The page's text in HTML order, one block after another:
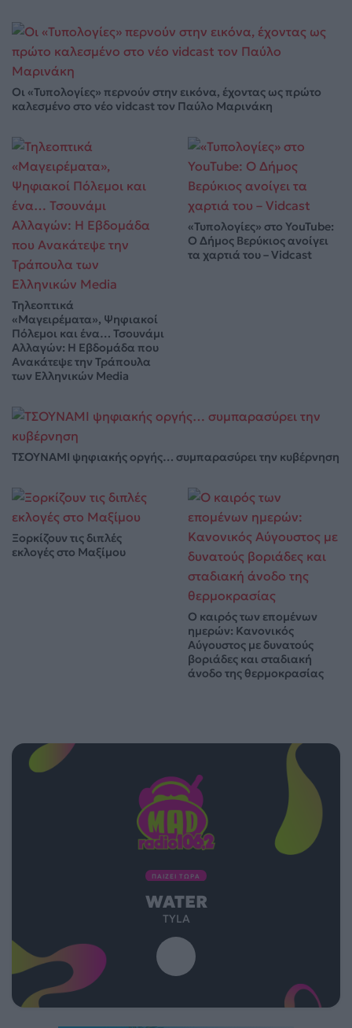
Οι «Τυπολογίες» περνούν στην εικόνα, έχοντας ως πρώτο
καλεσμένο στο νέο vidcast τον Παύλο Μαρινάκη
Τηλεοπτικά
«Μαγειρέματα», Ψηφιακοί
Πόλεμοι και ένα… Τσουνάμι
Αλλαγών: Η Εβδομάδα που
Ανακάτεψε την Τράπουλα
των Ελληνικών Media
«Τυπολογίες» στο YouTube:
Ο Δήμος Βερύκιος ανοίγει
τα χαρτιά του – Vidcast
ΤΣΟΥΝΑΜΙ ψηφιακής οργής… συμπαρασύρει την κυβέρνηση
Ξορκίζουν τις διπλές
εκλογές στο Μαξίμου
Ο καιρός των επομένων
ημερών: Κανονικός
Αύγουστος με δυνατούς
βοριάδες και σταδιακή
άνοδο της θερμοκρασίας
ΠΑΙΖΕΙ ΤΩΡΑ
WATER
TYLA